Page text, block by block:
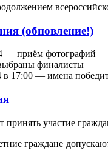
(обновление!)
— приём фотографий
финалисты
в 17:00 — имена
принять участие
граждане